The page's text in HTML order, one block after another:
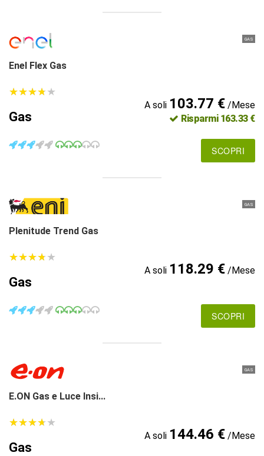
GAS
Enel Flex Gas
★★★★★
★★★★★
Gas
A soli 103.77 €/Mese
Risparmi 163.33 €
SCOPRI
GAS
Plenitude Trend Gas
★★★★★
★★★★★
Gas
A soli 118.29 €/Mese
SCOPRI
GAS
E.ON Gas e Luce Insi...
★★★★★
★★★★★
Gas
A soli 144.46 €/Mese